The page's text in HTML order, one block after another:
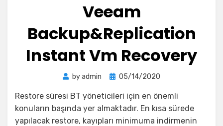
Veeam
Backup&Replication
Instant Vm Recovery
byadmin
Posted
05/14/2020
Restore süresi BT yöneticileri için en önemli
konuların başında yer almaktadır. En kısa sürede
yapılacak restore, kayıpları minimuma indirmenin